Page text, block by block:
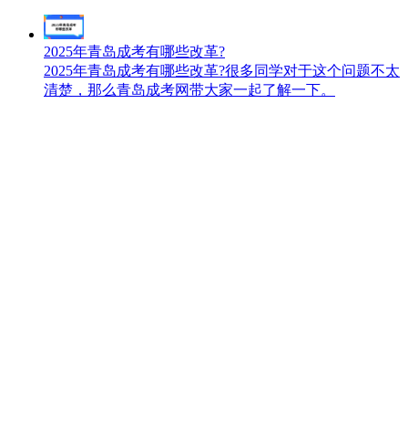
2025年青岛成考有哪些改革?
2025年青岛成考有哪些改革?很多同学对于这个问题不太
清楚，那么青岛成考网带大家一起了解一下。